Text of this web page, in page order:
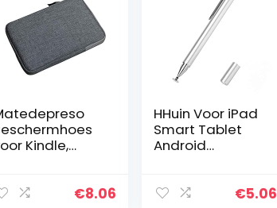
Kindle,
€8.06
HHuin Voor iPad
Smart Tablet
Android
pen metalen€5.06